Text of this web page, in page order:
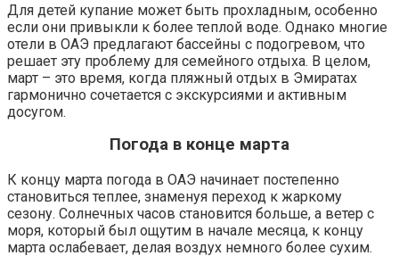
Для детей купание может быть прохладным, особенно
если они привыкли к более теплой воде. Однако многие
отели в ОАЭ предлагают бассейны с подогревом, что
решает эту проблему для семейного отдыха. В целом,
март – это время, когда пляжный отдых в Эмиратах
гармонично сочетается с экскурсиями и активным
досугом.
Погода в конце марта
К концу марта погода в ОАЭ начинает постепенно
становиться теплее, знаменуя переход к жаркому
сезону. Солнечных часов становится больше, а ветер с
моря, который был ощутим в начале месяца, к концу
марта ослабевает, делая воздух немного более сухим.